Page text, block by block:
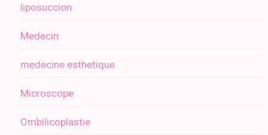
liposuccion
Medecin
medecine esthetique
Microscope
Ombilicoplastie